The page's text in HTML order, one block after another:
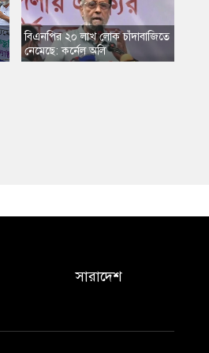
​বিএনপির ২০ লাখ লোক চাঁদাবাজিতে
নেমেছে: কর্নেল অলি
সারাদেশ